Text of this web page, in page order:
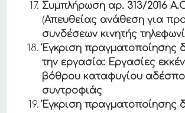
Συμπλήρωση αρ. 313/2016
(Απευθείας ανάθεση για
συνδέσεων κινητής
Έγκριση πραγματοποίησης
την εργασία: Εργασίες
βόθρου καταφυγίου
συντροφιάς
Έγκριση πραγματοποίησης